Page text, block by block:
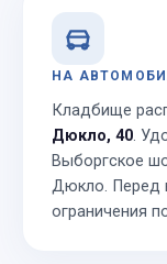
НА
Кладбище
Дюкло, 40.
Выборгское
Дюкло. Перед
ограничения